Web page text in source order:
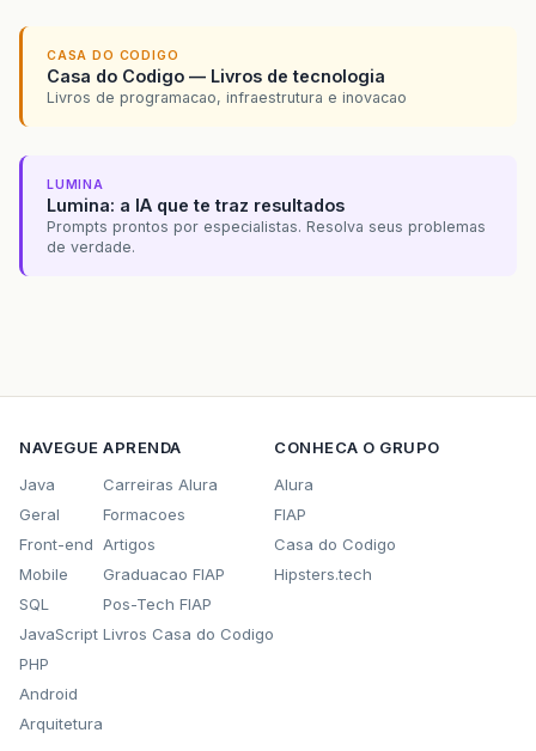
CASA DO CODIGO
Casa do Codigo — Livros de tecnologia
Livros de programacao, infraestrutura e inovacao
LUMINA
Lumina: a IA que te traz resultados
Prompts prontos por especialistas. Resolva seus problemas
de verdade.
NAVEGUE
Java
Geral
Front-end
Mobile
SQL
JavaScript
PHP
Android
Arquitetura
APRENDA
Carreiras Alura
Formacoes
Artigos
Graduacao FIAP
Pos-Tech FIAP
Livros Casa do Codigo
CONHECA O GRUPO
Alura
FIAP
Casa do Codigo
Hipsters.tech